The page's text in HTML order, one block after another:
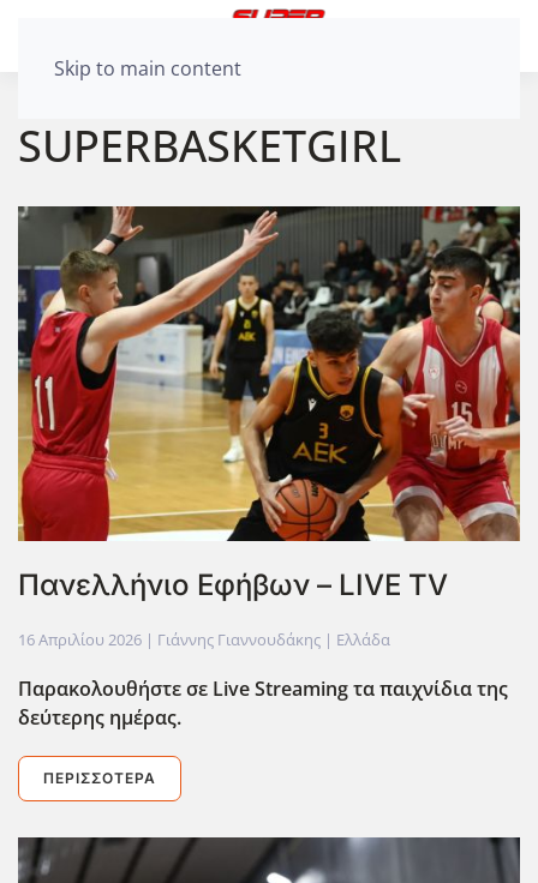
Skip to main content
SUPERBASKETGIRL
Πανελλήνιο Εφήβων – LIVE TV
16 Απριλίου 2026 | Γιάννης Γιαννουδάκης | Ελλάδα
Παρακολουθήστε σε Live Streaming τα παιχνίδια της
δεύτερης ημέρας.
ΠΕΡΙΣΣΌΤΕΡΑ